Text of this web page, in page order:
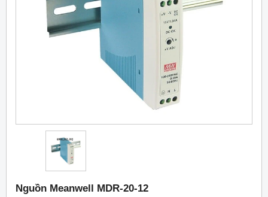
Nguồn Meanwell MDR-20-12